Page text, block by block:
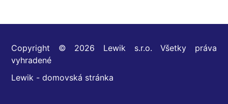
Copyright © 2026 Lewik s.r.o. Všetky práva
vyhradené
Lewik - domovská stránka